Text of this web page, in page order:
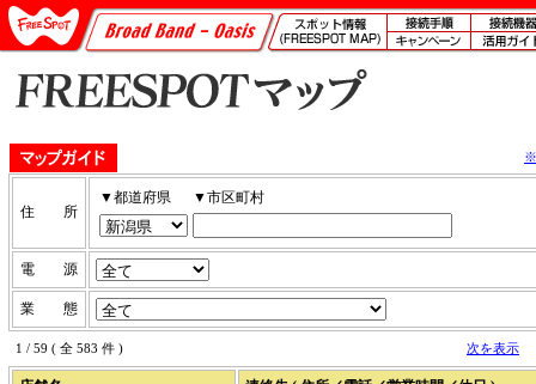
※
住 所
▼都道府県 ▼市区町村
電 源
業 態
1 / 59 ( 全 583 件 ) 次を表示